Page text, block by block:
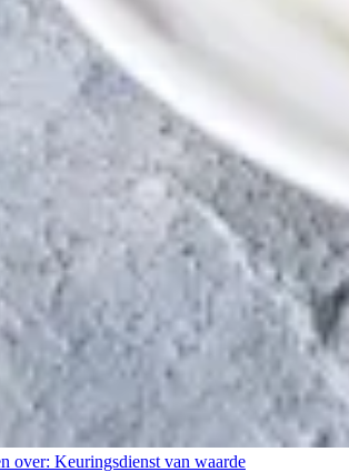
over: Keuringsdienst van waarde